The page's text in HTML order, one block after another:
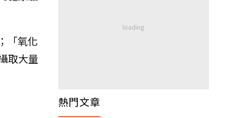
「氧化
取大量
熱門文章